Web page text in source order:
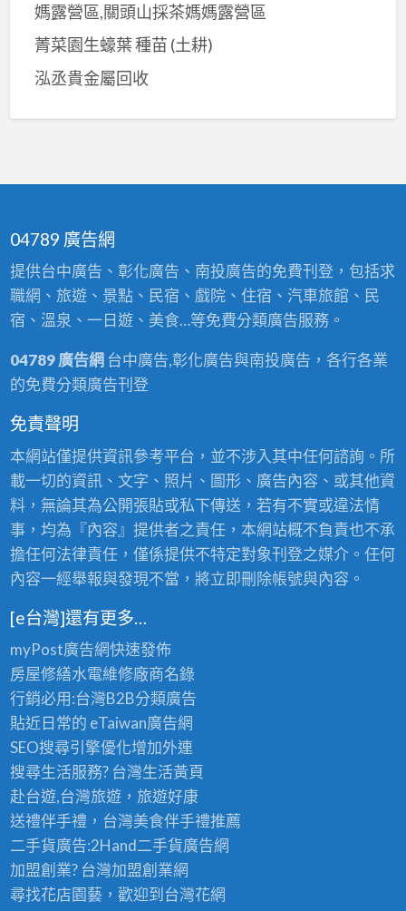
媽露營區,關頭山採茶媽媽露營區
菁菜園生蠔葉 種苗 (土耕)
泓丞貴金屬回收
04789 廣告網
提供台中廣告、彰化廣告、南投廣告的免費刊登，包括求
職網、旅遊、景點、民宿、戲院、住宿、汽車旅館、民
宿、溫泉、一日遊、美食…等免費分類廣告服務。
04789 廣告網 台中廣告,彰化廣告與南投廣告，各行各業
的免費分類廣告刊登
免責聲明
本網站僅提供資訊參考平台，並不涉入其中任何諮詢。所
載一切的資訊、文字、照片、圖形、廣告內容、或其他資
料，無論其為公開張貼或私下傳送，若有不實或違法情
事，均為『內容』提供者之責任，本網站概不負責也不承
擔任何法律責任，僅係提供不特定對象刊登之媒介。任何
內容一經舉報與發現不當，將立即刪除帳號與內容。
[e台灣]還有更多…
myPost廣告網快速發佈
房屋修繕水電維修廠商名錄
行銷必用:台灣B2B分類廣告
貼近日常的 eTaiwan廣告網
SEO搜尋引擎優化增加外連
搜尋生活服務? 台灣生活黃頁
赴台遊,台灣旅遊，旅遊好康
送禮伴手禮，台灣美食伴手禮推薦
二手貨廣告:2Hand二手貨廣告網
加盟創業? 台灣加盟創業網
尋找花店園藝，歡迎到 台灣花網